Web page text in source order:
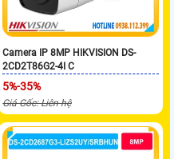
Camera IP 8MP HIKVISION DS-
2CD2T86G2-4I C
5%-35%
Giá Gốc: Liên hệ